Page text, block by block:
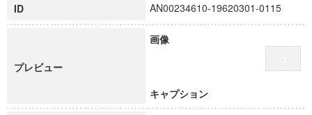
博士課程教育リーディングプログラム「超成熟社会発展のサ
学術雑誌掲載論文等(8)
ID AN00234610-19620301-0115
プレビュー
画像
キャプション